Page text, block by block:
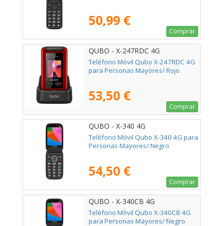
50,99 €
Comprar
QUBO - X-247RDC 4G
Teléfono Móvil Qubo X-247RDC 4G
para Personas Mayores/ Rojo
53,50 €
Comprar
QUBO - X-340 4G
Teléfono Móvil Qubo X-340 4G para
Personas Mayores/ Negro
54,50 €
Comprar
QUBO - X-340CB 4G
Teléfono Móvil Qubo X-340CB 4G
para Personas Mayores/ Negro